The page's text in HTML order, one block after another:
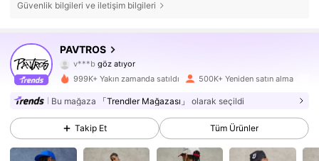
Güvenlik bilgileri ve iletişim bilgileri
PAVTROS
v***bgöz atıyor
4,75
578K Takipçiler
4,75 578K Takipçiler
999K+ Yakın zamanda satıldı 500K+ Yeniden satın alma
Bu mağaza 「Trendler Mağazası」 olarak seçildi
Takip Et Tüm Ürünler